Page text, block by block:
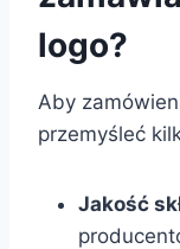
logo?
Aby
przemyśleć
Jakość